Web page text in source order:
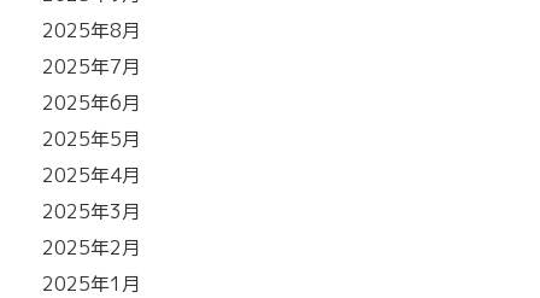
2025年8月
2025年7月
2025年6月
2025年5月
2025年4月
2025年3月
2025年2月
2025年1月